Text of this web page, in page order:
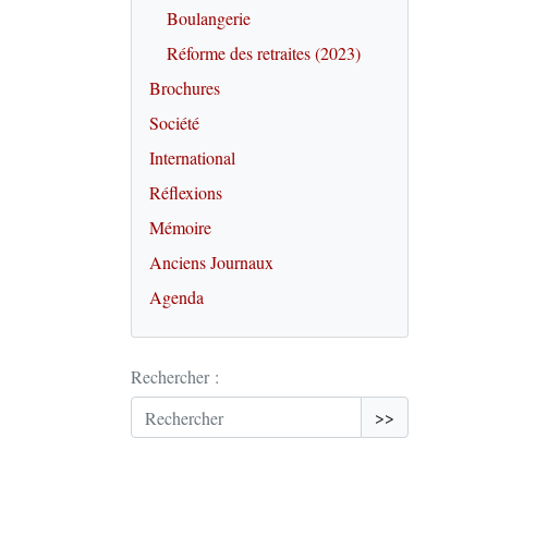
Boulangerie
Réforme des retraites (2023)
Brochures
Société
International
Réflexions
Mémoire
Anciens Journaux
Agenda
Rechercher :
>>